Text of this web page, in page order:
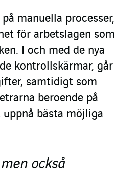
manuella processer,
för arbetslagen som
I och med de nya
kontrollskärmar, går
samtidigt som
beroende på
bästa möjliga
också